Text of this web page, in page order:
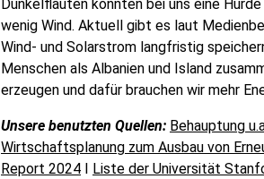
Dunkelflauten könnten bei uns eine
wenig Wind. Aktuell gibt es laut
Wind- und Solarstrom langfristig
Menschen als Albanien und Island
erzeugen und dafür brauchen wir mehr
Unsere benutzten Quellen: Behauptung
Wirtschaftsplanung zum Ausbau von
Report 2024 I Liste der Universität